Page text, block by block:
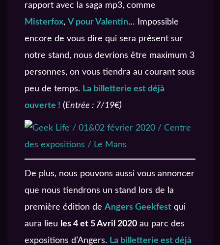
rapport avec la saga mp3, comme
Misterfox, V pour Valentin… Impossible
encore de vous dire qui sera présent sur
notre stand, nous devrions être maximum 3
personnes, on vous tiendra au courant sous
peu de temps. La billetterie est déjà
ouverte ! (Entrée : 7/19€)
De plus, nous pouvons aussi vous annoncer
que nous tiendrons un stand lors de la
première édition de Angers Geekfest qui
aura lieu les 4 et 5 Avril 2020 au parc des
expositions d’Angers. La billetterie est déjà